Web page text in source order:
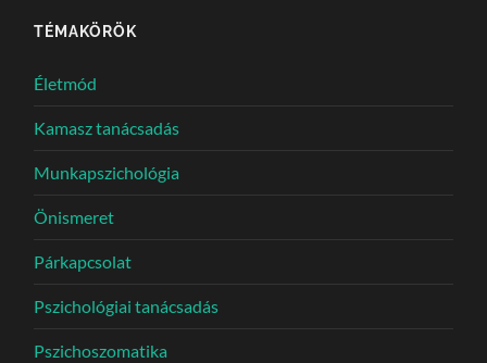
TÉMAKÖRÖK
Életmód
Kamasz tanácsadás
Munkapszichológia
Önismeret
Párkapcsolat
Pszichológiai tanácsadás
Pszichoszomatika